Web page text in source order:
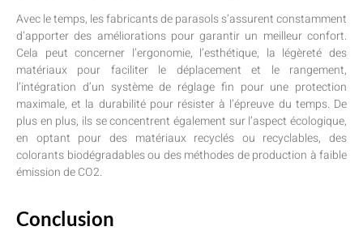
Avec le temps, les fabricants de parasols s’assurent constamment
d’apporter des améliorations pour garantir un meilleur confort.
Cela peut concerner l’ergonomie, l’esthétique, la légèreté des
matériaux pour faciliter le déplacement et le rangement,
l’intégration d’un système de réglage fin pour une protection
maximale, et la durabilité pour résister à l’épreuve du temps. De
plus en plus, ils se concentrent également sur l’aspect écologique,
en optant pour des matériaux recyclés ou recyclables, des
colorants biodégradables ou des méthodes de production à faible
émission de CO2.
Conclusion